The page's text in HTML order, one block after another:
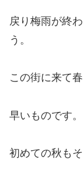
戻り梅雨が終
う。
この街に来て
早いものです。
初めての秋もそ